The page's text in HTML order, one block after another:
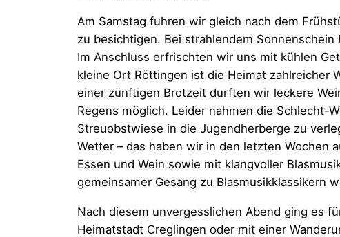
Am Samstag fuhren wir gleich nach dem
zu besichtigen. Bei strahlendem
Im Anschluss erfrischten wir uns mit kühlen
kleine Ort Röttingen ist die Heimat zahlreicher
einer zünftigen Brotzeit durften wir leckere
Regens möglich. Leider nahmen die Schlecht-
Streuobstwiese in die Jugendherberge zu
Wetter – das haben wir in den letzten Wochen
Essen und Wein sowie mit klangvoller
gemeinsamer Gesang zu Blasmusikklassikern
Nach diesem unvergesslichen Abend ging es
Heimatstadt Creglingen oder mit einer